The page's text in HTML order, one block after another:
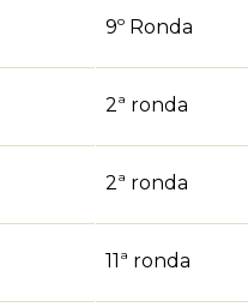
9º Ronda
2ª ronda
2ª ronda
11ª ronda